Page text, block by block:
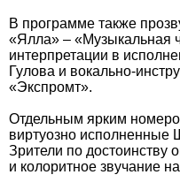
В программе также
«Ялла» – «Музыкальная
интерпретации в
Гулова и вокально-
«Экспромт».
Отдельным ярким
виртуозно
Зрители по достоинству
и колоритное звучание